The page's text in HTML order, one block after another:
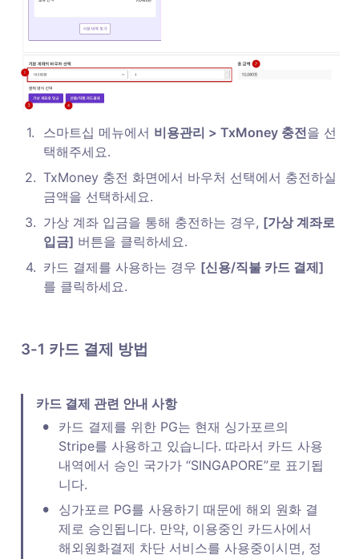
1. 스마트십 메뉴에서 비용관리 > TxMoney 충전을 선
택해주세요.
2. TxMoney 충전 화면에서 바우처 선택에서 충전하실
금액을 선택하세요.
3. 가상 계좌 입금을 통해 충전하는 경우, [가상 계좌로
입금] 버튼을 클릭하세요.
4. 카드 결제를 사용하는 경우 [신용/직불 카드 결제]
를 클릭하세요.
3-1 카드 결제 방법
카드 결제 관련 안내 사항
•
카드 결제를 위한 PG는 현재 싱가포르의
Stripe를 사용하고 있습니다. 따라서 카드 사용
내역에서 승인 국가가 “SINGAPORE”로 표기됩
니다.
•
싱가포르 PG를 사용하기 때문에 해외 원화 결
제로 승인됩니다. 만약, 이용중인 카드사에서
해외원화결제 차단 서비스를 사용중이시면, 정